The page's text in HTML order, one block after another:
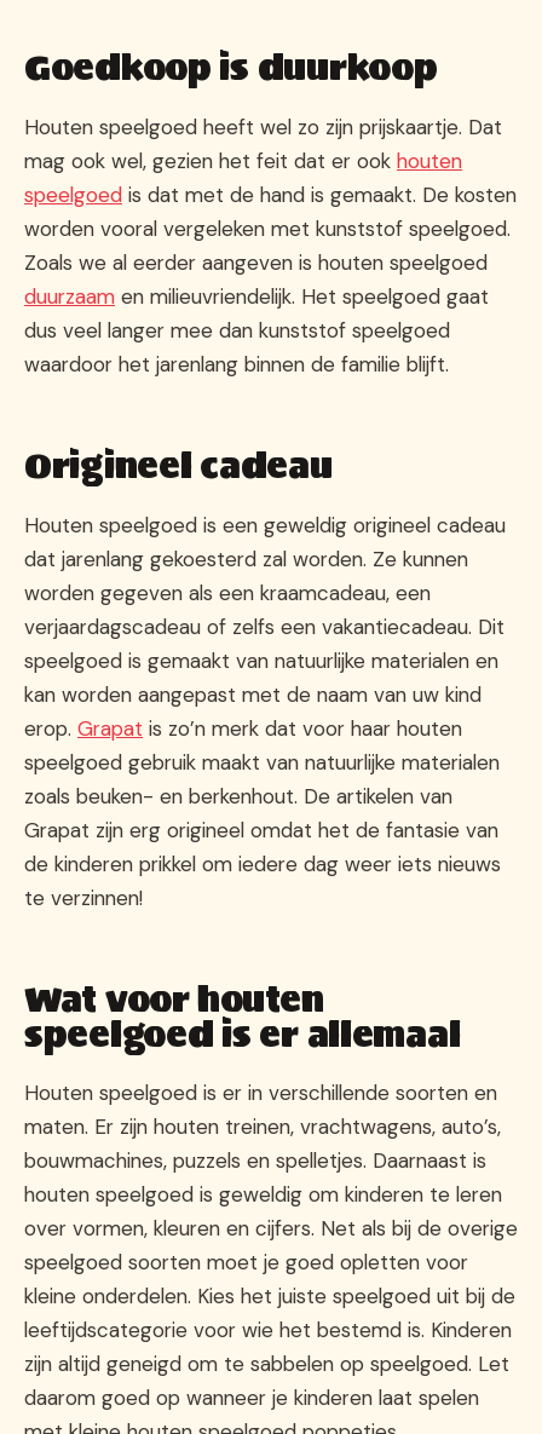
Goedkoop is duurkoop
Houten speelgoed heeft wel zo zijn prijskaartje. Dat
mag ook wel, gezien het feit dat er ook houten
speelgoed is dat met de hand is gemaakt. De kosten
worden vooral vergeleken met kunststof speelgoed.
Zoals we al eerder aangeven is houten speelgoed
duurzaam en milieuvriendelijk. Het speelgoed gaat
dus veel langer mee dan kunststof speelgoed
waardoor het jarenlang binnen de familie blijft.
Origineel cadeau
Houten speelgoed is een geweldig origineel cadeau
dat jarenlang gekoesterd zal worden. Ze kunnen
worden gegeven als een kraamcadeau, een
verjaardagscadeau of zelfs een vakantiecadeau. Dit
speelgoed is gemaakt van natuurlijke materialen en
kan worden aangepast met de naam van uw kind
erop. Grapat is zo’n merk dat voor haar houten
speelgoed gebruik maakt van natuurlijke materialen
zoals beuken- en berkenhout. De artikelen van
Grapat zijn erg origineel omdat het de fantasie van
de kinderen prikkel om iedere dag weer iets nieuws
te verzinnen!
Wat voor houten
speelgoed is er allemaal
Houten speelgoed is er in verschillende soorten en
maten. Er zijn houten treinen, vrachtwagens, auto’s,
bouwmachines, puzzels en spelletjes. Daarnaast is
houten speelgoed is geweldig om kinderen te leren
over vormen, kleuren en cijfers. Net als bij de overige
speelgoed soorten moet je goed opletten voor
kleine onderdelen. Kies het juiste speelgoed uit bij de
leeftijdscategorie voor wie het bestemd is. Kinderen
zijn altijd geneigd om te sabbelen op speelgoed. Let
daarom goed op wanneer je kinderen laat spelen